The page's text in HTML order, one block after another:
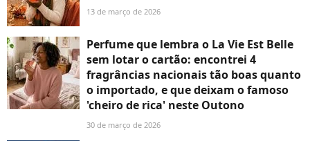
13 de março de 2026
Perfume que lembra o La Vie Est Belle
sem lotar o cartão: encontrei 4
fragrâncias nacionais tão boas quanto
o importado, e que deixam o famoso
'cheiro de rica' neste Outono
30 de março de 2026